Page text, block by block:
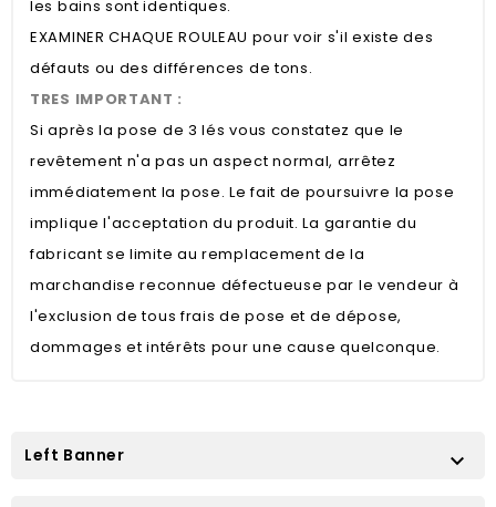
les bains sont identiques.
EXAMINER CHAQUE ROULEAU pour voir s'il existe des
défauts ou des différences de tons.
TRES IMPORTANT :
Si après la pose de 3 lés vous constatez que le
revêtement n'a pas un aspect normal, arrêtez
immédiatement la pose. Le fait de poursuivre la pose
implique l'acceptation du produit. La garantie du
fabricant se limite au remplacement de la
marchandise reconnue défectueuse par le vendeur à
l'exclusion de tous frais de pose et de dépose,
dommages et intérêts pour une cause quelconque.
Left Banner 